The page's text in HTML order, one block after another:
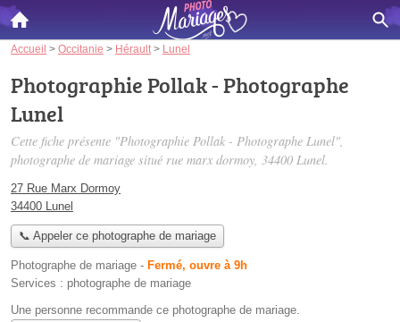
Accueil > Occitanie > Hérault > Lunel
Photographie Pollak - Photographe
Lunel
Cette fiche présente "Photographie Pollak - Photographe Lunel",
photographe de mariage situé rue marx dormoy, 34400 Lunel.
27 Rue Marx Dormoy
34400 Lunel
📞 Appeler ce photographe de mariage
Photographe de mariage - Fermé, ouvre à 9h
Services : photographe de mariage
Une personne recommande ce photographe de mariage.